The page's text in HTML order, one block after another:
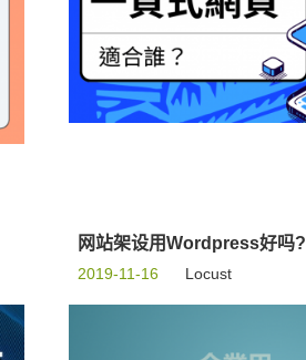
网站架设用Wordpress好吗?
2019-11-16 Locust